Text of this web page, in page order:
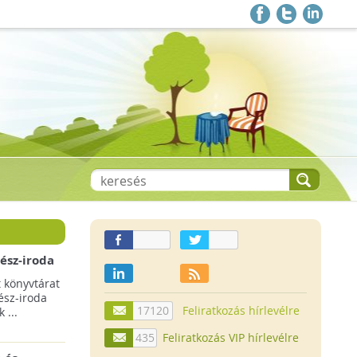
iroda
könyvtárat
iroda
...
17120
Feliratkozás hírlevélre
435
Feliratkozás VIP hírlevélre